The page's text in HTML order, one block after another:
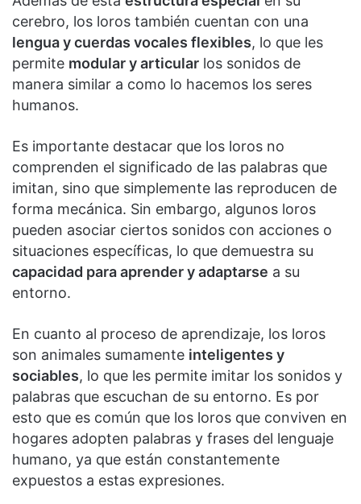
cerebro, los loros también cuentan con una
lengua y cuerdas vocales flexibles, lo que les
permite modular y articular los sonidos de
manera similar a como lo hacemos los seres
humanos.
Es importante destacar que los loros no
comprenden el significado de las palabras que
imitan, sino que simplemente las reproducen de
forma mecánica. Sin embargo, algunos loros
pueden asociar ciertos sonidos con acciones o
situaciones específicas, lo que demuestra su
capacidad para aprender y adaptarse a su
entorno.
En cuanto al proceso de aprendizaje, los loros
son animales sumamente inteligentes y
sociables, lo que les permite imitar los sonidos y
palabras que escuchan de su entorno. Es por
esto que es común que los loros que conviven en
hogares adopten palabras y frases del lenguaje
humano, ya que están constantemente
expuestos a estas expresiones.